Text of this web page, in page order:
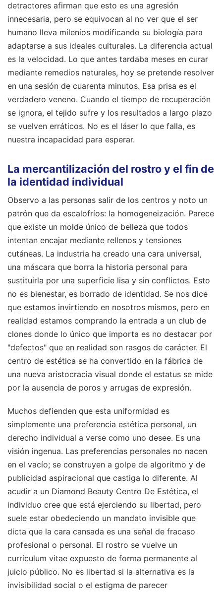
detractores afirman que esto es una agresión
innecesaria, pero se equivocan al no ver que el ser
humano lleva milenios modificando su biología para
adaptarse a sus ideales culturales. La diferencia actual
es la velocidad. Lo que antes tardaba meses en curar
mediante remedios naturales, hoy se pretende resolver
en una sesión de cuarenta minutos. Esa prisa es el
verdadero veneno. Cuando el tiempo de recuperación
se ignora, el tejido sufre y los resultados a largo plazo
se vuelven erráticos. No es el láser lo que falla, es
nuestra incapacidad para esperar.
La mercantilización del rostro y el fin de
la identidad individual
Observo a las personas salir de los centros y noto un
patrón que da escalofríos: la homogeneización. Parece
que existe un molde único de belleza que todos
intentan encajar mediante rellenos y tensiones
cutáneas. La industria ha creado una cara universal,
una máscara que borra la historia personal para
sustituirla por una superficie lisa y sin conflictos. Esto
no es bienestar, es borrado de identidad. Se nos dice
que estamos invirtiendo en nosotros mismos, pero en
realidad estamos comprando la entrada a un club de
clones donde lo único que importa es no destacar por
"defectos" que en realidad son rasgos de carácter. El
centro de estética se ha convertido en la fábrica de
una nueva aristocracia visual donde el estatus se mide
por la ausencia de poros y arrugas de expresión.
Muchos defienden que esta uniformidad es
simplemente una preferencia estética personal, un
derecho individual a verse como uno desee. Es una
visión ingenua. Las preferencias personales no nacen
en el vacío; se construyen a golpe de algoritmo y de
publicidad aspiracional que castiga lo diferente. Al
acudir a un Diamond Beauty Centro De Estética, el
individuo cree que está ejerciendo su libertad, pero
suele estar obedeciendo un mandato invisible que
dicta que la cara cansada es una señal de fracaso
profesional o personal. El rostro se vuelve un
currículum vitae expuesto de forma permanente al
juicio público. No es libertad si la alternativa es la
invisibilidad social o el estigma de parecer